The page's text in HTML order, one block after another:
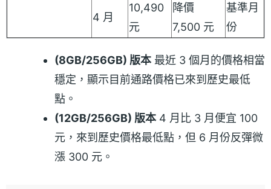
4 月
10,490
元
降價
7,500 元
基準月
份
(8GB/256GB) 版本 最近 3 個月的價格相當
穩定，顯示目前通路價格已來到歷史最低
點。
(12GB/256GB) ​版本 4 月比 3 月便宜 100
元，來到歷史價格最低點，但 6 月份反彈微
漲 300 元。